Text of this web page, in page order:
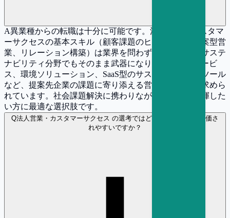
A異業種からの転職は十分に可能です。法人営業やカスタマ
ーサクセスの基本スキル（顧客課題のヒアリング、提案型営
業、リレーション構築）は業界を問わず共通であり、サステ
ナビリティ分野でもそのまま武器になります。ESGサービ
ス、環境ソリューション、SaaS型のサステナビリティツール
など、提案先企業の課題に寄り添える営業人材は常に求めら
れています。社会課題解決に携わりながら営業力を発揮した
い方に最適な選択肢です。
Q法人営業・カスタマーサクセス の選考ではどのような経験が評価さ
れやすいですか？